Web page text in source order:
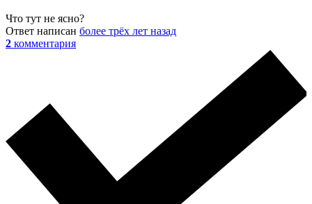
Что тут не ясно?
Ответ написан более трёх лет назад
2 комментария